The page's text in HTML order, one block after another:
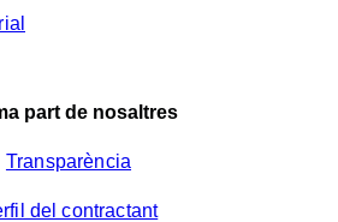
part de nosaltres
Transparència
del contractant